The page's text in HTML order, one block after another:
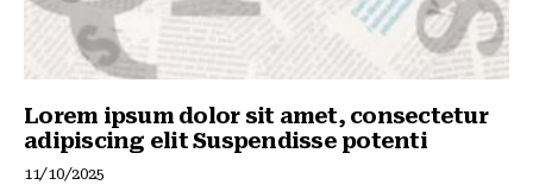
Lorem ipsum dolor sit amet, consectetur
adipiscing elit Suspendisse potenti
11/10/2025